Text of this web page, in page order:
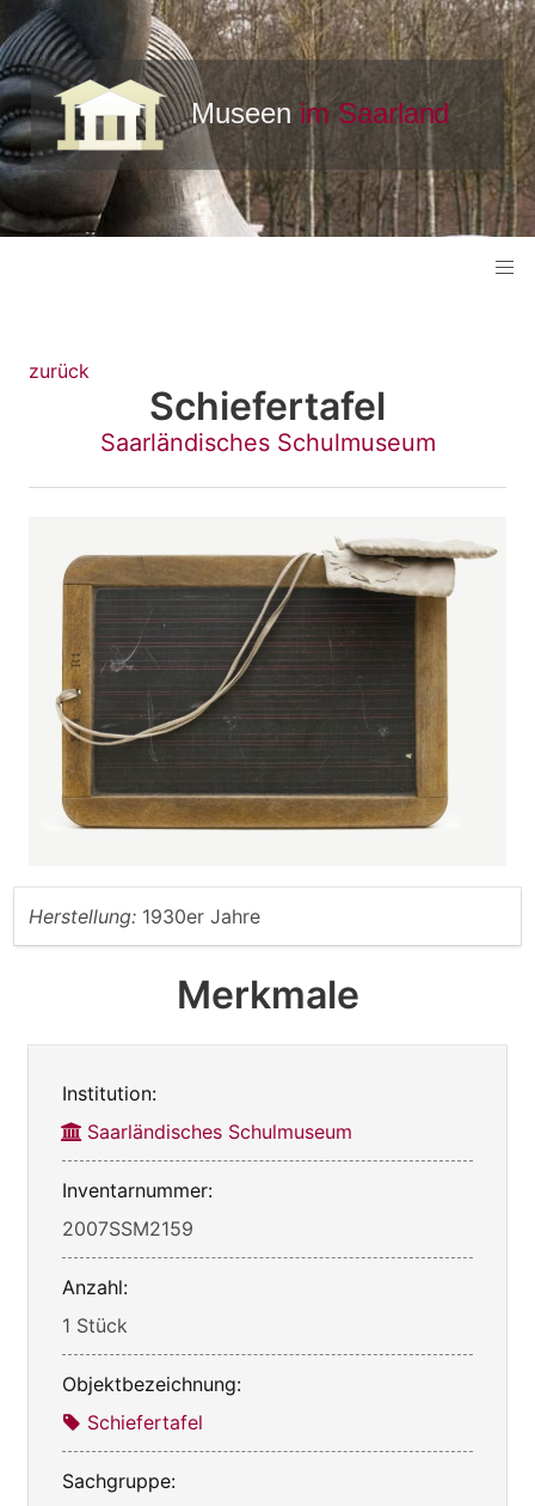
zurück
Schiefertafel
Saarländisches Schulmuseum
Herstellung: 1930er Jahre
Merkmale
Institution:
Saarländisches Schulmuseum
Inventarnummer:
2007SSM2159
Anzahl:
1 Stück
Objektbezeichnung:
Schiefertafel
Sachgruppe: